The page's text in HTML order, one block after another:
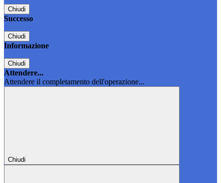
Chiudi
Successo
Chiudi
Informazione
Chiudi
Attendere...
Attendere il completamento dell'operazione...
Chiudi